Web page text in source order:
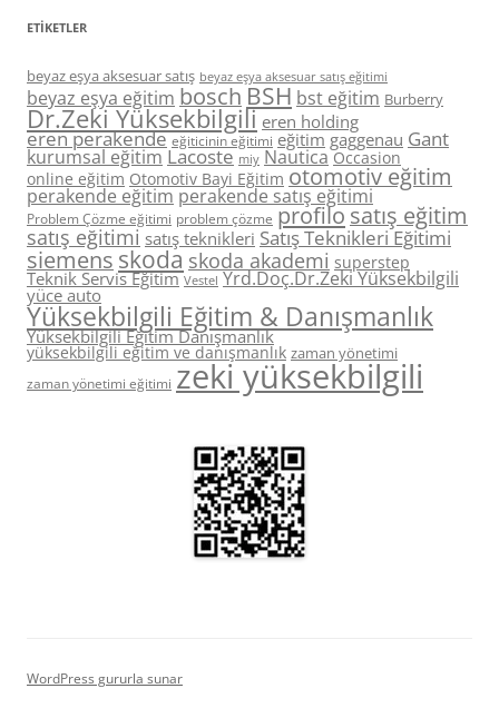
ETIKETLER
beyaz eşya aksesuar satış beyaz eşya aksesuar satış eğitimi
beyaz eşya eğitim boschBSH bst eğitim Burberry
Dr.Zeki Yüksekbilgili eren holding
eren perakende eğiticinin eğitimi eğitim gaggenau Gant
kurumsal eğitim Lacoste miy Nautica Occasion
online eğitim Otomotiv Bayi Eğitim otomotiv eğitim
perakende eğitim perakende satış eğitimi
Problem Çözme eğitimi problem çözme profilosatış eğitim
satış eğitimi satış teknikleri Satış Teknikleri Eğitimi
siemens skoda skoda akademi superstep
Teknik Servis Eğitim Vestel Yrd.Doç.Dr.Zeki Yüksekbilgili
yüce auto
Yüksekbilgili Eğitim & Danışmanlık
Yüksekbilgili Eğitim Danışmanlık
yüksekbilgili eğitim ve danışmanlık zaman yönetimi
zaman yönetimi eğitimi zeki yüksekbilgili
WordPress gururla sunar